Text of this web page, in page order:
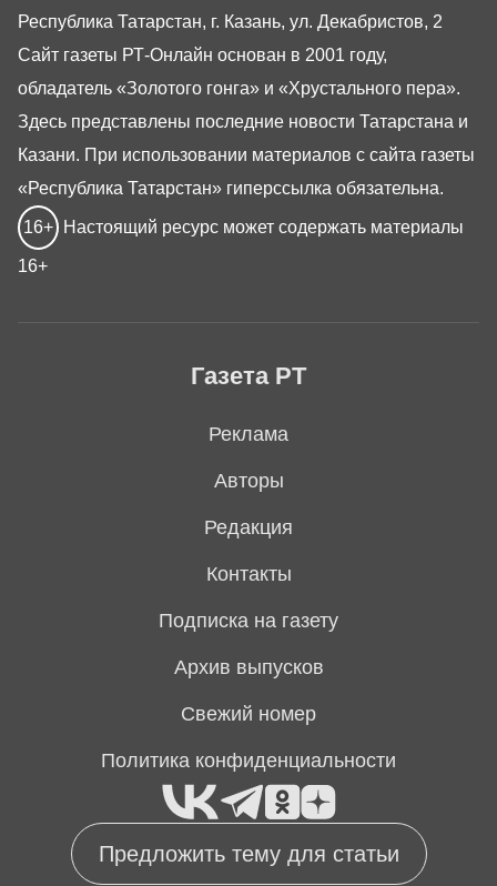
Предложить тему для статьи
Газета РТ
Реклама
Авторы
Редакция
Контакты
Подписка на газету
Архив выпусков
Свежий номер
Политика конфиденциальности
Республика Татарстан, г. Казань, ул. Декабристов, 2
Сайт газеты РТ-Онлайн основан в 2001 году,
обладатель «Золотого гонга» и «Хрустального пера».
Здесь представлены последние новости Татарстана и
Казани. При использовании материалов с сайта газеты
«Республика Татарстан» гиперссылка обязательна.
16+ Настоящий ресурс может содержать материалы
16+